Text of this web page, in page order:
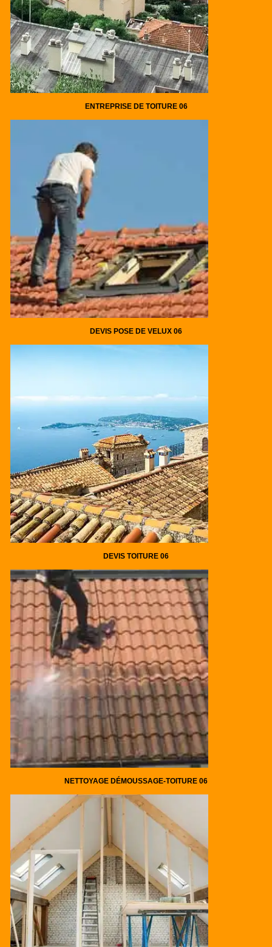
ENTREPRISE DE TOITURE 06
DEVIS POSE DE VELUX 06
DEVIS TOITURE 06
NETTOYAGE DÉMOUSSAGE-TOITURE 06